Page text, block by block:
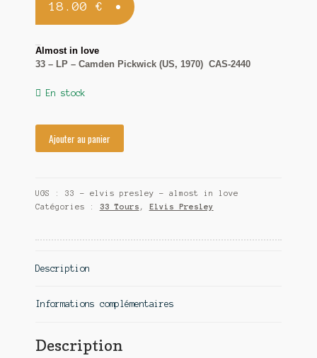
Contact
18.00 €
Almost in love
33 – LP – Camden Pickwick (US, 1970) CAS-2440
En stock
Ajouter au panier
UGS : 33 - elvis presley - almost in love
Catégories : 33 Tours , Elvis Presley
Description
Informations complémentaires
Description